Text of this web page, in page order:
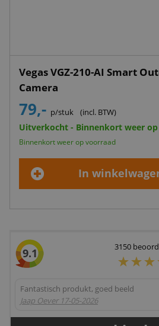
Vegas VGZ-210-AI Smart
Camera
79,- p/stuk (incl. BTW)
Uitverkocht - Binnenkort weer
Binnenkort weer op voorraad
In
9.1 3150
Fantastisch produkt, goed beeld
Jaap Oever 17-05-2026